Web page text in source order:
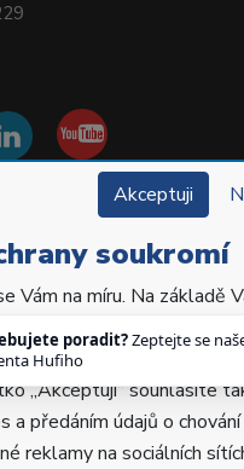
Hu-Fa Dental a.s.
vyhrazena.
Poctivá agentura
na
ABRA Eshop
Akceptuji
soukromí
Vám na míru. Na základě
jeho obsah a
nabídky a produkty.
„Akceptuji“ souhlasíte
a předáním údajů o
reklamy na sociálních
poradit?Zeptejte se
Hufiho.